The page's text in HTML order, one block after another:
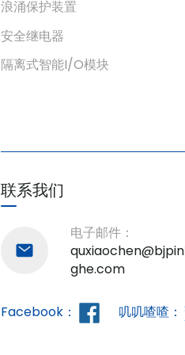
浪涌保护装置
安全继电器
隔离式智能I/O模块
联系我们
电子邮件：
quxiaochen@bjpin
ghe.com
Facebook： 叽叽喳喳：